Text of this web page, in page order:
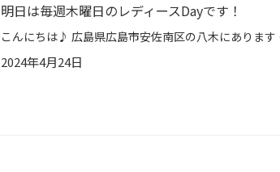
明日は毎週木曜日のレディースDayです！
2024年4月24日